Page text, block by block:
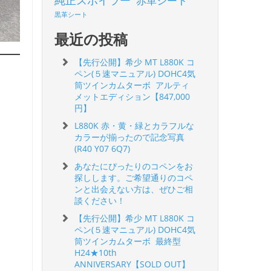
黒革シート
最近の投稿
【先行公開】希少 MT L880K コ
ペン(５速マニュアル) DOHC4気
筒ツインカムターボ アルティ
メットエディション【847,000
円】
L880K 赤・黄・緑とカラフルな
カラーが揃ったので記念写真
(R40 Y07 6Q7)
あなたにぴったりのコペンをお
探しします。ご希望通りのコペ
ンと出会えない方は、ぜひご相
談ください！
【先行公開】希少 MT L880K コ
ペン(５速マニュアル) DOHC4気
筒ツインカムターボ 最終型
H24★10th
ANNIVERSARY【SOLD OUT】